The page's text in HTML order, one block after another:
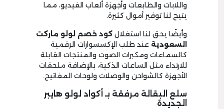
واللابات والطابعات وأجهزة ألعاب الفيديو، مما
يتيح لنا توفير أموال كثيرة.
وأيضًا يحق لنا استغلال كود خصم لولو ماركت
السعودية عند طلب الإكسسوارات الرقمية
كالسماعات ومكبرات الصوت والمنتجات القابلة
للارتداء مثل الساعات الذكية، بالإضافة ملحقات
الأجهزة كالشواحن والوصلات ولوحات المفاتيح.
سلع البقالة مرفقة بـ أكواد لولو هايبر
الجديدة